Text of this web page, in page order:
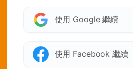
使用 Google 繼續
使用 Facebook 繼續